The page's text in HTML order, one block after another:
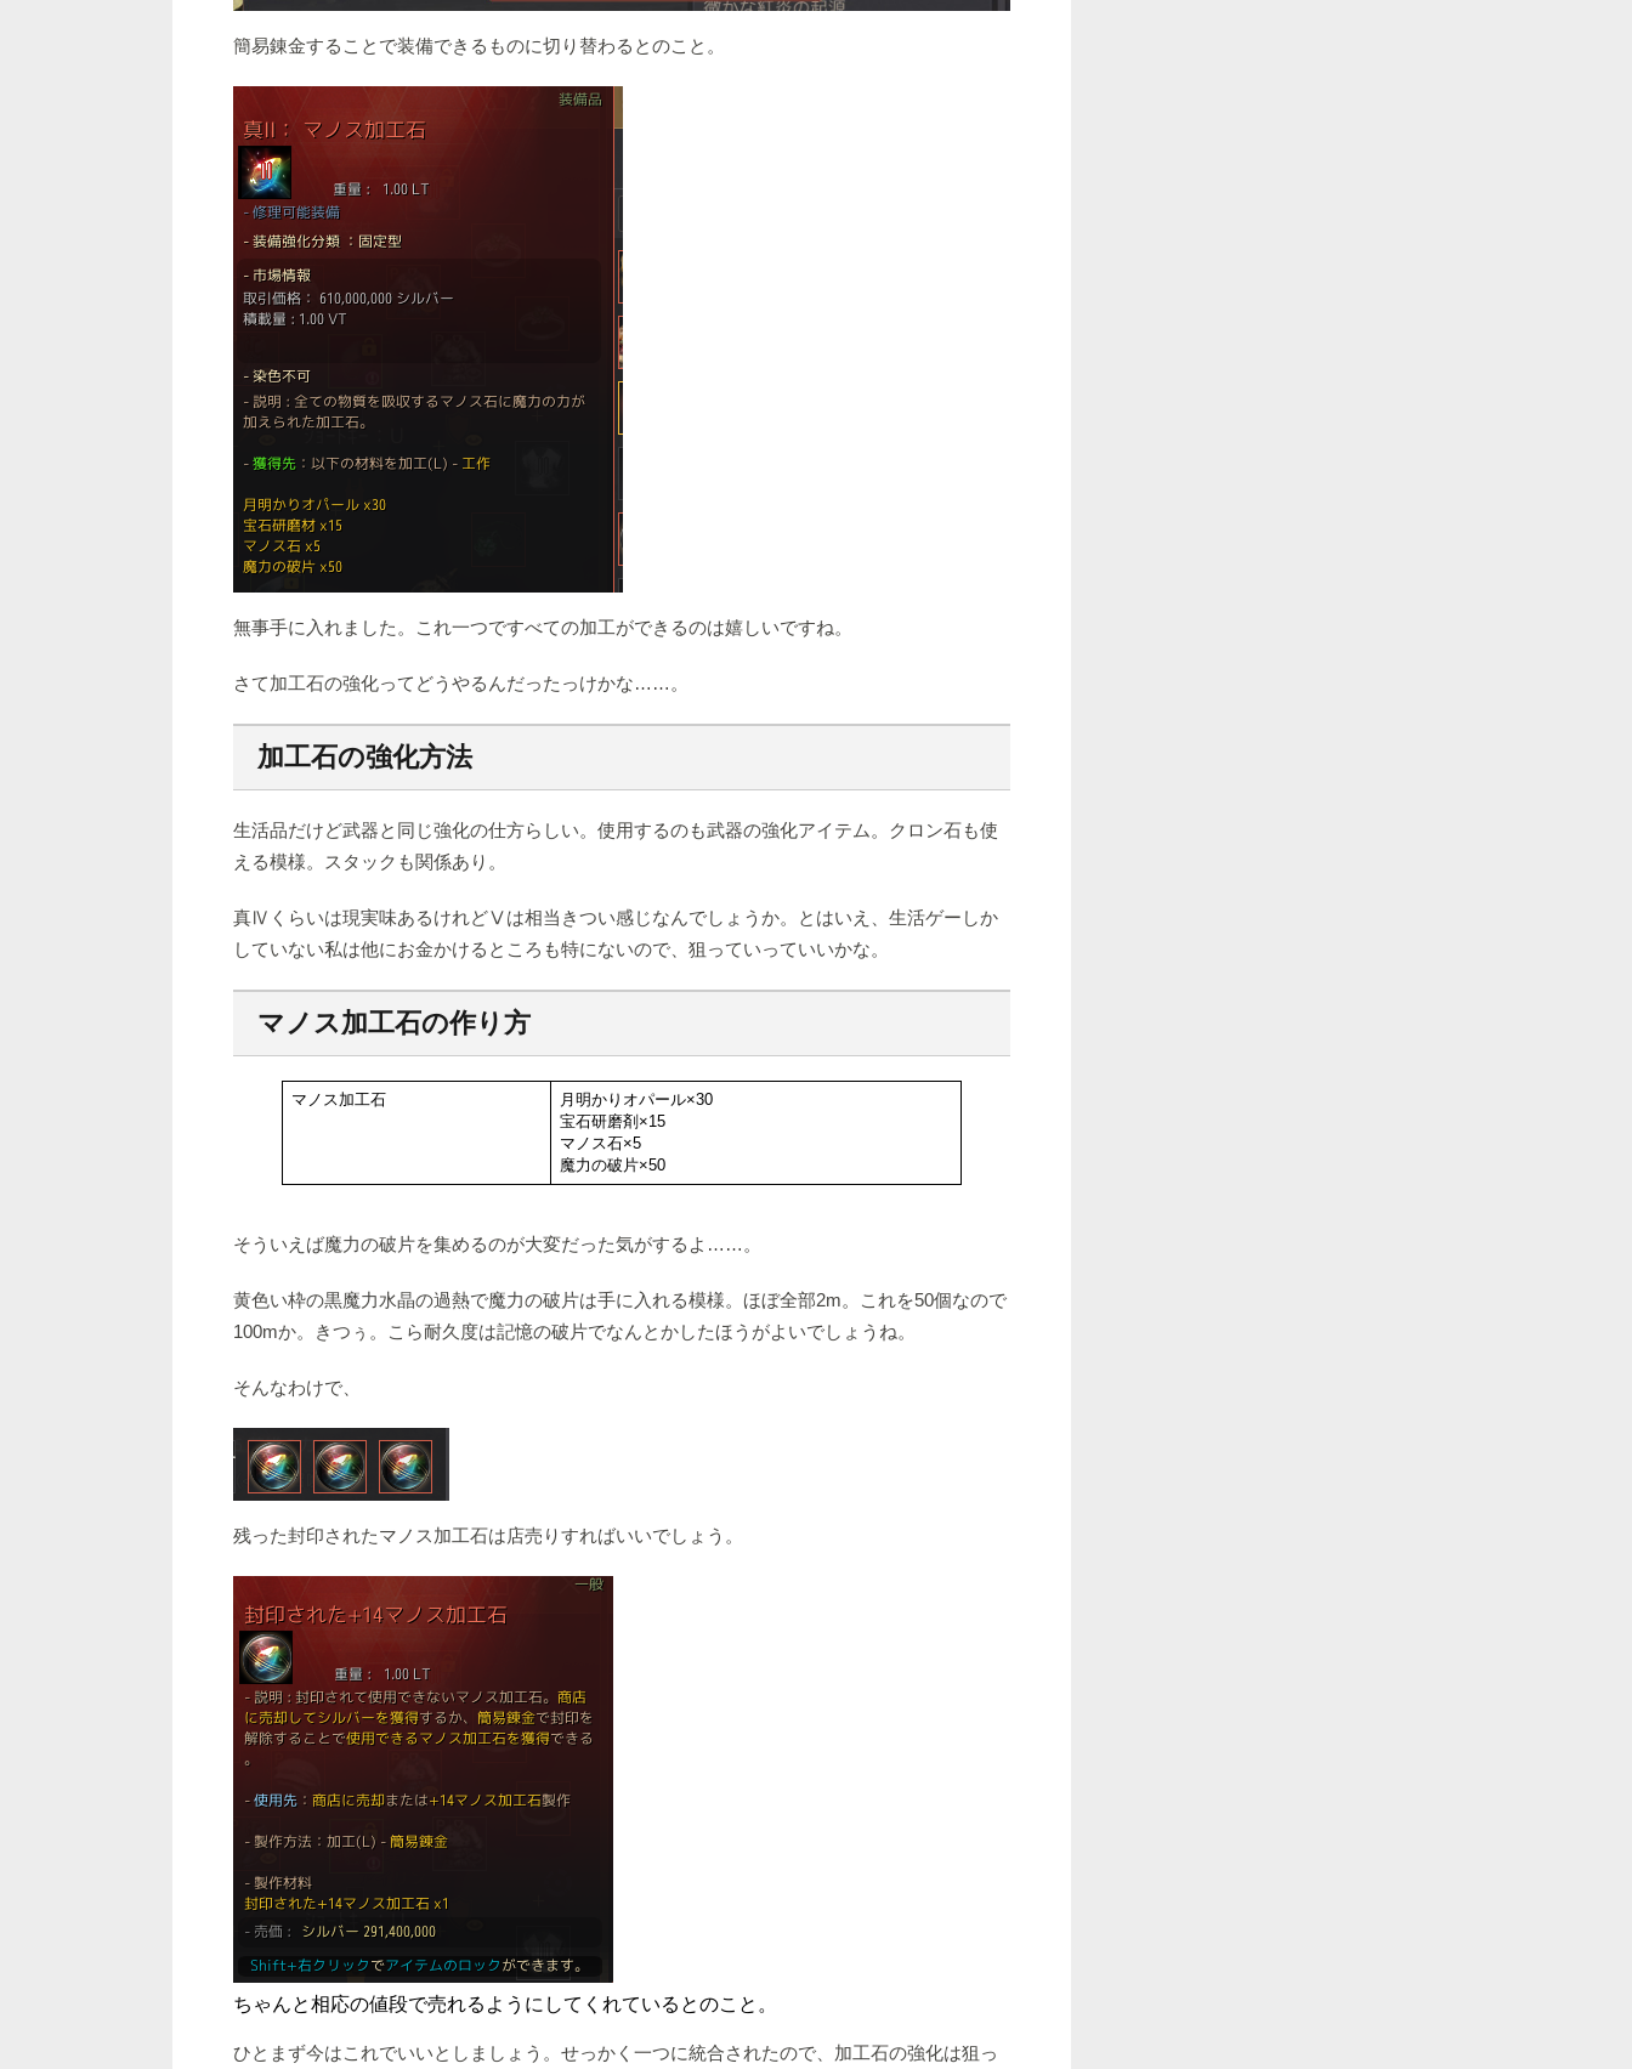
簡易錬金することで装備できるものに切り替わるとのこと。
無事手に入れました。これ一つですべての加工ができるのは嬉しいですね。
さて加工石の強化ってどうやるんだったっけかな……。
加工石の強化方法
生活品だけど武器と同じ強化の仕方らしい。使用するのも武器の強化アイテム。クロン石も使
える模様。スタックも関係あり。
真Ⅳくらいは現実味あるけれどⅤは相当きつい感じなんでしょうか。とはいえ、生活ゲーしか
していない私は他にお金かけるところも特にないので、狙っていっていいかな。
マノス加工石の作り方
マノス加工石
月明かりオパール×30
宝石研磨剤×15
マノス石×5
魔力の破片×50
そういえば魔力の破片を集めるのが大変だった気がするよ……。
黄色い枠の黒魔力水晶の過熱で魔力の破片は手に入れる模様。ほぼ全部2m。これを50個なので
100mか。きつぅ。こら耐久度は記憶の破片でなんとかしたほうがよいでしょうね。
そんなわけで、
残った封印されたマノス加工石は店売りすればいいでしょう。
ちゃんと相応の値段で売れるようにしてくれているとのこと。
ひとまず今はこれでいいとしましょう。せっかく一つに統合されたので、加工石の強化は狙っ